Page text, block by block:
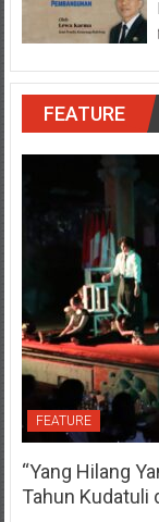
FEATURE
FEATURE
“Yang Hilang
Tahun Kudatuli